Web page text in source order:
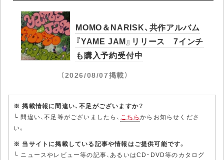
MOMO＆NARISK、共作アルバム
『YAME JAM』リリース 7インチ
も購入予約受付中
（2026/08/07掲載）
※ 掲載情報に間違い、不足がございますか？
└ 間違い、不足等がございましたら、 こちらからお知らせくださ
い。
※ 当サイトに掲載している記事や情報はご提供可能です。
└ ニュースやレビュー等の記事、あるいはCD・DVD等のカタログ